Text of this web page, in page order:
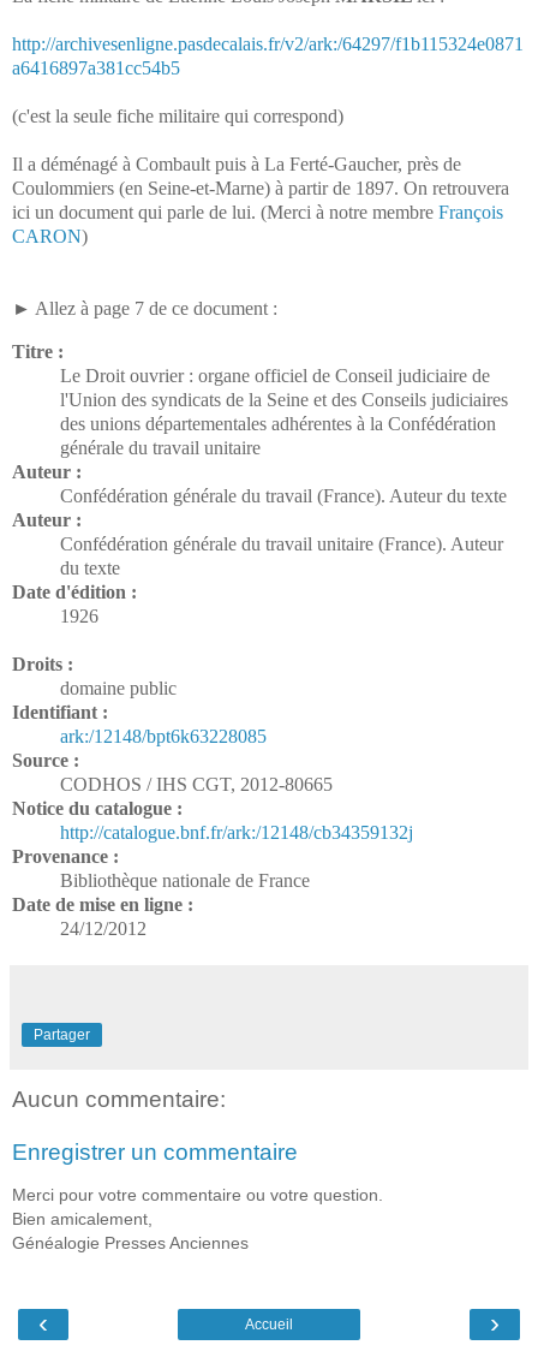
http://archivesenligne.pasdecalais.fr/v2/ark:/64297/f1b115324e0871
a6416897a381cc54b5
(c'est la seule fiche militaire qui correspond)
Il a déménagé à Combault puis à La Ferté-Gaucher, près de
Coulommiers (en Seine-et-Marne) à partir de 1897. On retrouvera
ici un document qui parle de lui. (Merci à notre membre François
CARON)
► Allez à page 7 de ce document :
Titre :
Le Droit ouvrier : organe officiel de Conseil judiciaire de
l'Union des syndicats de la Seine et des Conseils judiciaires
des unions départementales adhérentes à la Confédération
générale du travail unitaire
Auteur :
Confédération générale du travail (France). Auteur du texte
Auteur :
Confédération générale du travail unitaire (France). Auteur
du texte
Date d'édition :
1926
Droits :
domaine public
Identifiant :
ark:/12148/bpt6k63228085
Source :
CODHOS / IHS CGT, 2012-80665
Notice du catalogue :
http://catalogue.bnf.fr/ark:/12148/cb34359132j
Provenance :
Bibliothèque nationale de France
Date de mise en ligne :
24/12/2012
Partager
Aucun commentaire:
Enregistrer un commentaire
Merci pour votre commentaire ou votre question.
Bien amicalement,
Généalogie Presses Anciennes
‹ ›
Accueil